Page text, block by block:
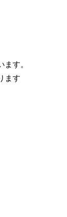
す。
ます